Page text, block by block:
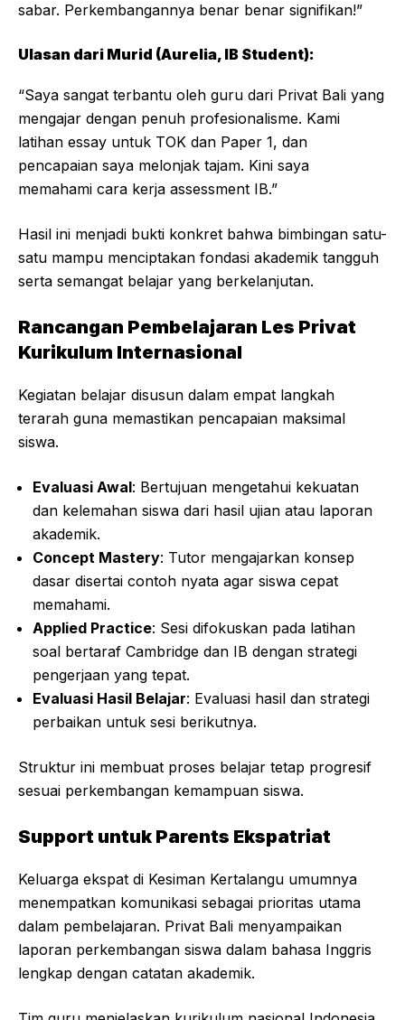
sabar. Perkembangannya benar benar signifikan!”
Ulasan dari Murid (Aurelia, IB Student):
“Saya sangat terbantu oleh guru dari Privat Bali yang
mengajar dengan penuh profesionalisme. Kami
latihan essay untuk TOK dan Paper 1, dan
pencapaian saya melonjak tajam. Kini saya
memahami cara kerja assessment IB.”
Hasil ini menjadi bukti konkret bahwa bimbingan satu-
satu mampu menciptakan fondasi akademik tangguh
serta semangat belajar yang berkelanjutan.
Rancangan Pembelajaran Les Privat
Kurikulum Internasional
Kegiatan belajar disusun dalam empat langkah
terarah guna memastikan pencapaian maksimal
siswa.
Evaluasi Awal: Bertujuan mengetahui kekuatan
dan kelemahan siswa dari hasil ujian atau laporan
akademik.
Concept Mastery: Tutor mengajarkan konsep
dasar disertai contoh nyata agar siswa cepat
memahami.
Applied Practice: Sesi difokuskan pada latihan
soal bertaraf Cambridge dan IB dengan strategi
pengerjaan yang tepat.
Evaluasi Hasil Belajar: Evaluasi hasil dan strategi
perbaikan untuk sesi berikutnya.
Struktur ini membuat proses belajar tetap progresif
sesuai perkembangan kemampuan siswa.
Support untuk Parents Ekspatriat
Keluarga ekspat di Kesiman Kertalangu umumnya
menempatkan komunikasi sebagai prioritas utama
dalam pembelajaran. Privat Bali menyampaikan
laporan perkembangan siswa dalam bahasa Inggris
lengkap dengan catatan akademik.